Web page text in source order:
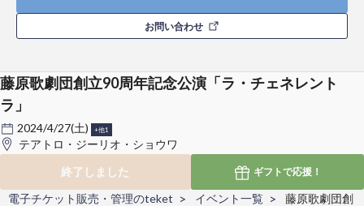
お問い合わせ
藤原歌劇団創立90周年記念公演「ラ・チェネレント
ラ」
2024/4/27(土) +他1
テアトロ・ジーリオ・ショウワ
終了しました
ギフトで応援！
電子チケット販売・管理のteket イベント一覧
藤原歌劇団創